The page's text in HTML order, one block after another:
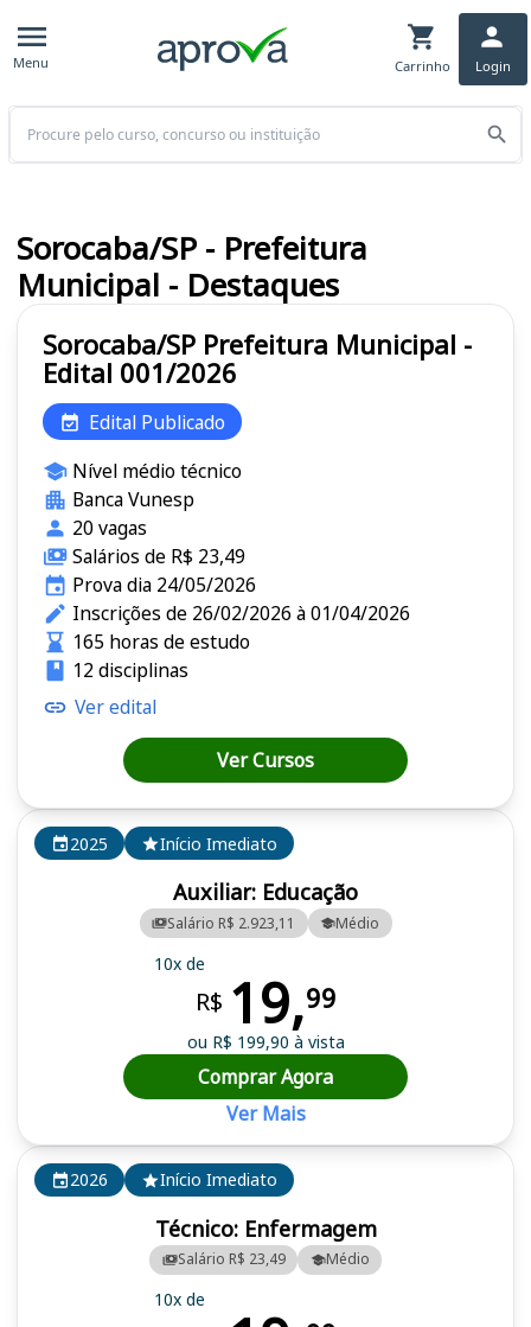
Menu Carrinho Login
Buscar
2026 Início Imediato
Técnico: Enfermagem
Salário R$ 23,49 Médio
10x de
2025 Início Imediato
Auxiliar: Educação
Salário R$ 2.923,11 Médio
10x de
R$ 19,99
ou R$ 199,90 à vista
Comprar Agora
Ver Mais
Sorocaba/SP Prefeitura Municipal -
Edital 001/2026
Edital Publicado
Nível médio técnico
Banca Vunesp
20 vagas
Salários de R$ 23,49
Prova dia 24/05/2026
Inscrições de 26/02/2026 à 01/04/2026
165 horas de estudo
12 disciplinas
Ver edital
Ver Cursos
Sorocaba/SP - Prefeitura
Municipal - Destaques